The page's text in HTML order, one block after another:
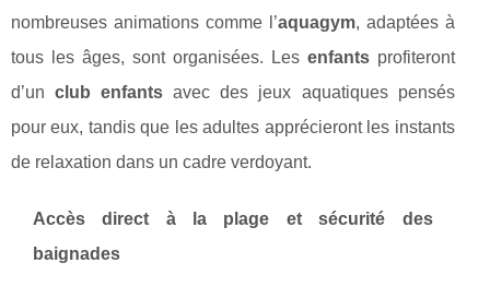
nombreuses animations comme l’aquagym, adaptées à
tous les âges, sont organisées. Les enfantsprofiteront
d’unclub enfants avec des jeux aquatiques pensés
pour eux, tandis que les adultes apprécieront les instants
de relaxation dans un cadre verdoyant.
Accès direct à la plage et sécurité des
baignades